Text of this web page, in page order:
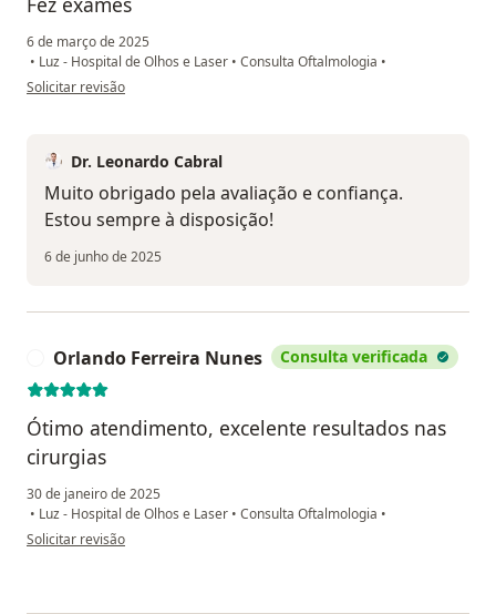
6 de março de 2025
• Luz - Hospital de Olhos e Laser • Consulta Oftalmologia •
na opinião do utilizador M.S.M
Solicitar revisão
Dr. Leonardo Cabral
Muito obrigado pela avaliação e confiança.
Estou sempre à disposição!
6 de junho de 2025
Orlando Ferreira Nunes Consulta verificada
Ótimo atendimento, excelente resultados nas
cirurgias
30 de janeiro de 2025
• Luz - Hospital de Olhos e Laser • Consulta Oftalmologia •
na opinião do utilizador Orlando Ferreira Nunes
Solicitar revisão